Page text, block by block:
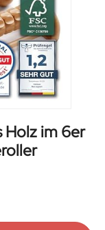
Holz im 6er